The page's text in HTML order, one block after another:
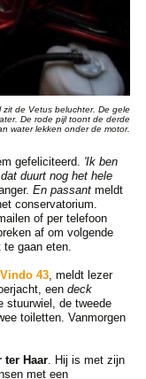
zit de Vetus beluchter. De gele
De rode pijl toont de derde
water lekken onder de motor.
gefeliciteerd. 'Ik ben
duurt nog het hele
En passantmeldt
conservatorium.
of per telefoon
af om volgende
gaan eten.
43, meldt lezer
een deck
stuurwiel, de tweede
toiletten. Vanmorgen
ter Haar. Hij is met zijn
met een